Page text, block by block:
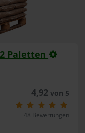
2 Paletten
4,92von 5
48 Bewertungen